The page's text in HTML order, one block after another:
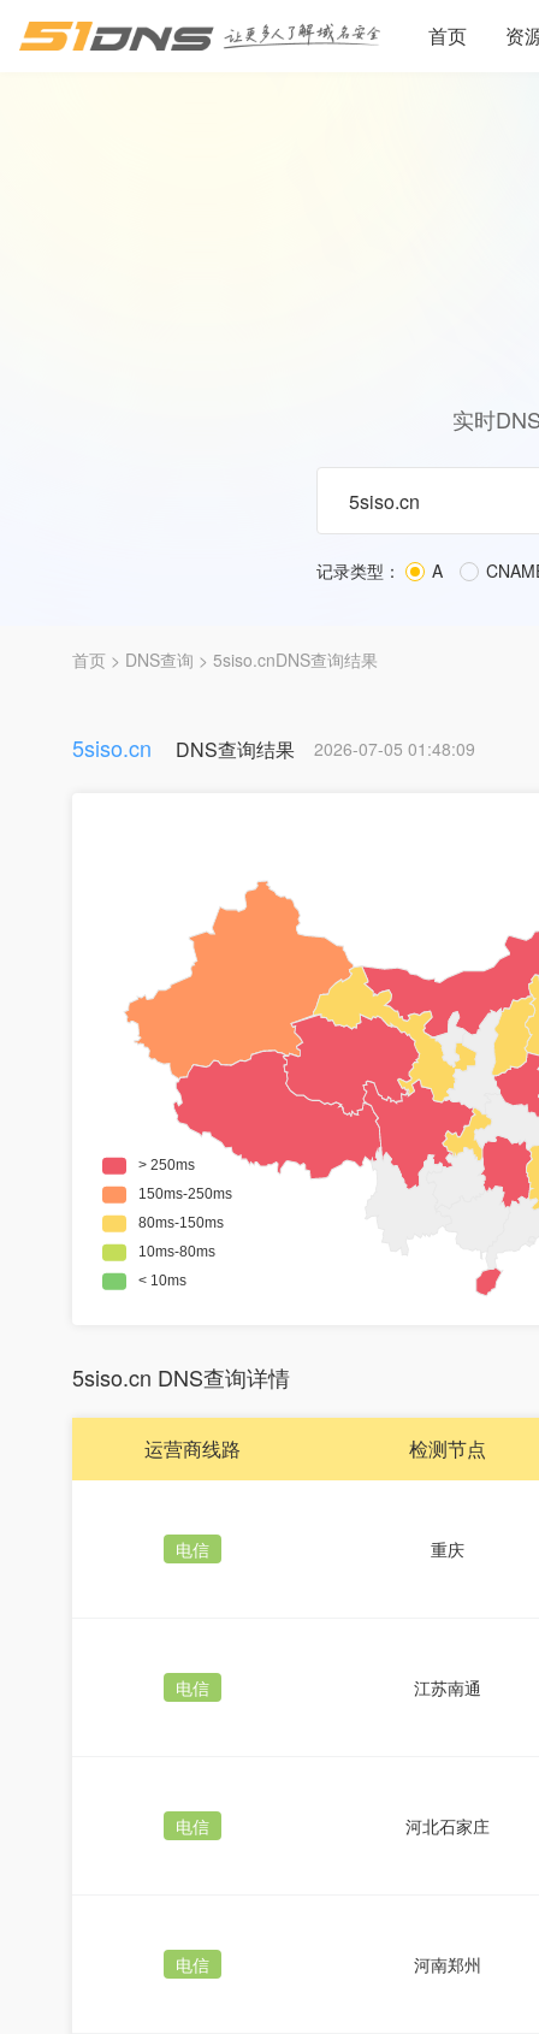
首页 资
实时
记录类型： A
首页 > DNS查询 > 5siso.cnDNS查询结果
5siso.cn DNS查询结果 2026-07-05 01:48:09
5siso.cn DNS查询详情
运营商线路 检测节点
电信 重庆
电信 江苏南通
电信 河北石家庄
电信 河南郑州